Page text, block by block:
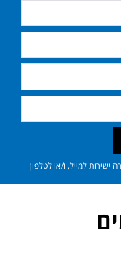
למייל, ו/או לטלפון